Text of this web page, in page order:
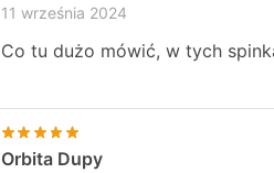
11 września 2024
Co tu dużo mówić, w tych
Orbita Dupy